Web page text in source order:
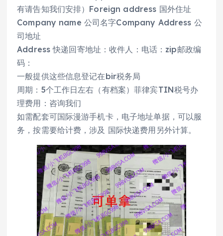
有请告知我们安排）Foreign address 国外住址
Company name 公司名字Company Address 公
司地址
Address 快递回寄地址：收件人：电话：zip邮政编
码：
一般提供这些信息登记在bir税务局
周期：5个工作日左右（有档案）菲律宾TIN税号办
理费用：咨询我们
如需配套可国际漫游手机卡，电子地址单据，可以服
务，按需要给计费，涉及 国际快递费用另外计算。